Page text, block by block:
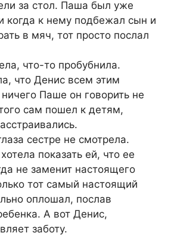
за стол. Паша был уже
когда к нему подбежал сын и
в мяч, тот просто послал
что-то пробубнила.
что Денис всем этим
Паше он говорить не
сам пошел к детям,
сестре не смотрела.
показать ей, что ее
не заменит настоящего
тот самый настоящий
оплошал, послав
А вот Денис,
заботу.